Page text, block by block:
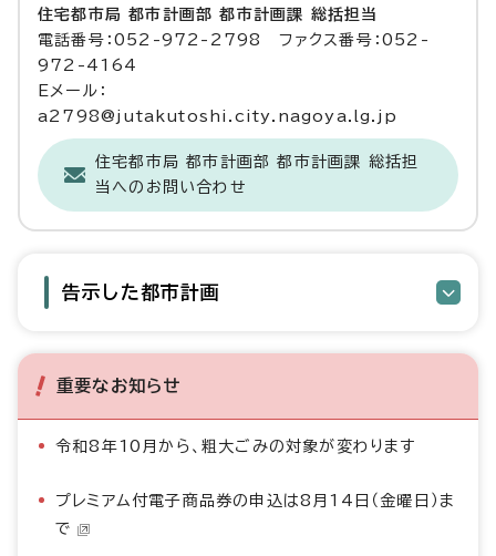
住宅都市局 都市計画部 都市計画課 総括担当
電話番号：052-972-2798 ファクス番号：052-
972-4164
Eメール：
a2798@jutakutoshi.city.nagoya.lg.jp
住宅都市局 都市計画部 都市計画課 総括担
当へのお問い合わせ
告示した都市計画
重要なお知らせ
令和8年10月から、粗大ごみの対象が変わります
プレミアム付電子商品券の申込は8月14日（金曜日）ま
で